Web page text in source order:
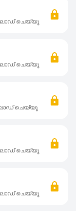
ചെയ്യൂ
ചെയ്യൂ
ചെയ്യൂ
ചെയ്യൂ
ചെയ്യൂ